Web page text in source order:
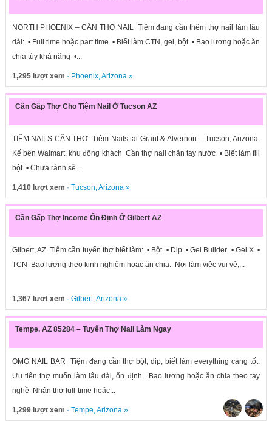
NORTH PHOENIX – CẦN THỢ NAIL Tiệm đang cần thêm thợ nail làm lâu
dài: • Full time hoặc part time • Biết làm CTN, gel, bột • Bao lương hoặc ăn
chia tùy khả năng •...
1,295 lượt xem · Phoenix,Arizona»
Cần Gấp Thợ Cho Tiệm Nail Ở Tucson AZ
TIỆM NAILS CẦN THỢ Tiệm Nails tại Grant & Alvernon – Tucson, Arizona
Kế bên Walmart, khu đông khách Cần thợ nail chân tay nước • Biết làm fill
bột • Chưa rành sẽ...
1,410 lượt xem · Tucson,Arizona»
Cần Gấp Thợ Income Ổn Định Ở Gilbert AZ
Gilbert, AZ Tiệm cần tuyển thợ biết làm: • Bột • Dip • Gel Builder • Gel X •
TCN Bao lương theo kinh nghiệm hoac ăn chia. Nơi làm việc vui vẻ,...
1,367 lượt xem · Gilbert,Arizona»
Tempe, AZ 85284 – Tuyển Thợ Nail Làm Ngay
OMG NAIL BAR Tiệm đang cần thợ bột, dip, biết làm everything càng tốt.
Ưu tiên thợ muốn làm lâu dài, ổn định. Bao lương hoặc ăn chia theo tay
nghề Nhận thợ full-time hoặc...
1,299 lượt xem · Tempe,Arizona»